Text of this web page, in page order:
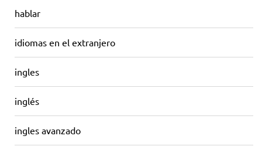
hablar
idiomas en el extranjero
ingles
inglés
ingles avanzado